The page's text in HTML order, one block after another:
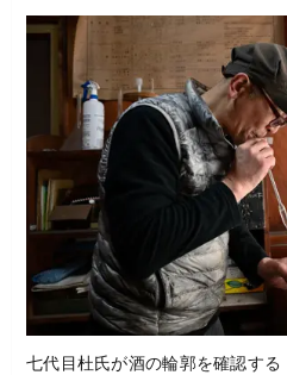
七代目杜氏が酒の輪郭を確認する